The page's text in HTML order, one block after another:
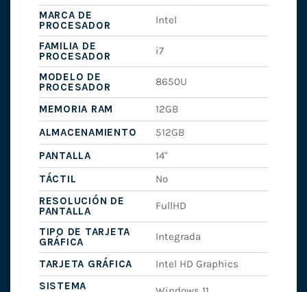
MARCA DE
PROCESADOR
Intel
FAMILIA DE
PROCESADOR
i7
MODELO DE
PROCESADOR
8650U
MEMORIA RAM
12GB
ALMACENAMIENTO
512GB
PANTALLA
14"
TÁCTIL
No
RESOLUCIÓN DE
PANTALLA
FullHD
TIPO DE TARJETA
GRÁFICA
Integrada
TARJETA GRÁFICA
Intel HD Graphics
SISTEMA